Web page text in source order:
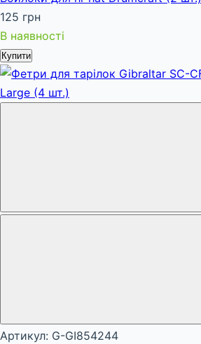
125 грн
В наявності
Купити
Артикул: G-GI854244